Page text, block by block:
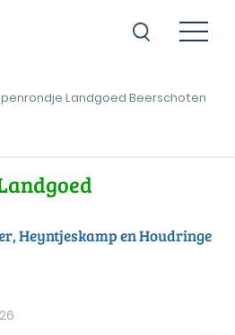
Landgoed Beerschoten
Heyntjeskamp en Houdringe